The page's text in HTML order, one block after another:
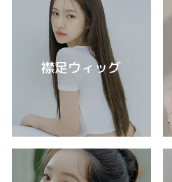
襟足ウィッグ